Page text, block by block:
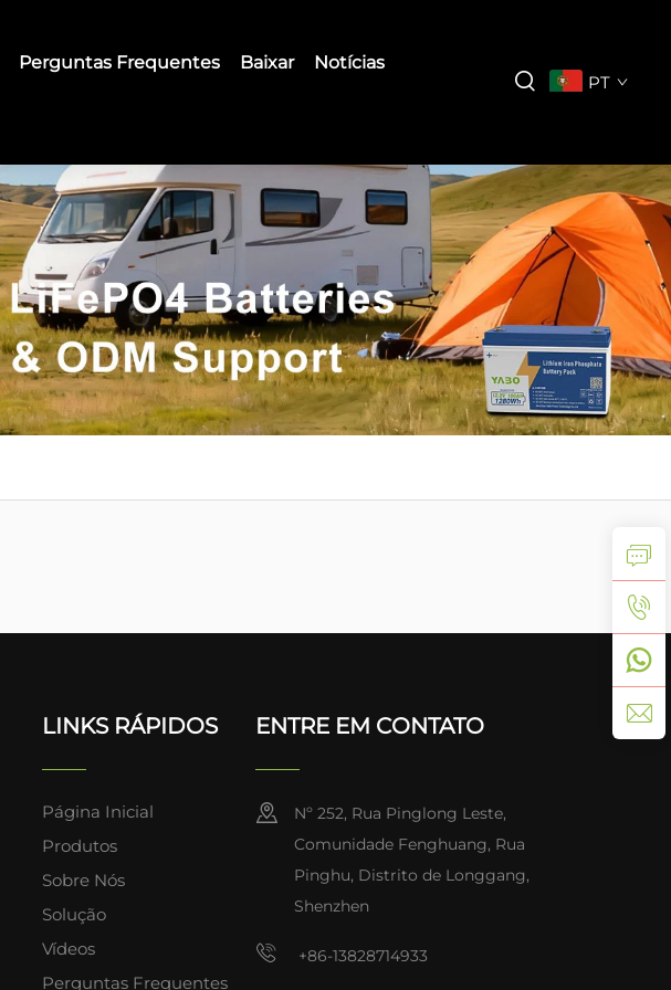
Perguntas Frequentes Baixar
Notícias
PT
LINKS RÁPIDOS
Página Inicial
Produtos
Sobre Nós
Solução
Vídeos
Perguntas Frequentes
ENTRE EM CONTATO
Nº 252, Rua Pinglong Leste,
Comunidade Fenghuang, Rua
Pinghu, Distrito de Longgang,
Shenzhen
+86-13828714933